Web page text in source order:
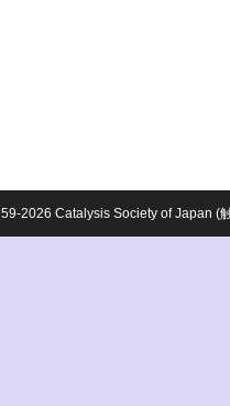
2026 Catalysis Society of Japan (